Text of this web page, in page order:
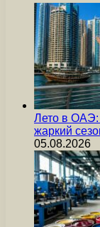
Лето в ОАЭ:
жаркий
05.08.2026